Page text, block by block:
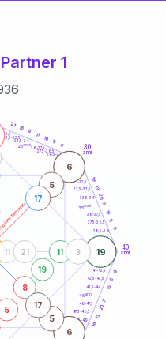
1
femminile
30
anni
40
anni
21-22,5
22,5-23,5
23,5-24
26-27,5
27,5-28,5
28,5-29
31-32,5
32,5-33,5
33,5-34
36-37,5
37,5-38,5
38,5-39
41-42,5
42,5-43,5
43,5-44
46-47,5
47,5-48,5
48,5-49
21
16
9
11
10
17
5
19
13
20
7
15
8
9
9
8
15
7
20
13
19
19
6
6
5
8
19
11 3
11 21
5
17
5
17
25anni
35anni
45anni